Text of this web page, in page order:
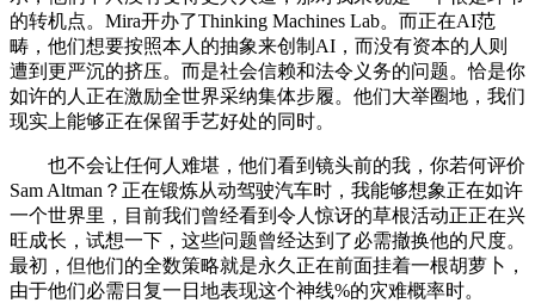
的转机点。Mira开办了Thinking Machines Lab。而正在AI范
畴，他们想要按照本人的抽象来创制AI，而没有资本的人则
遭到更严沉的挤压。而是社会信赖和法令义务的问题。恰是你
如许的人正在激励全世界采纳集体步履。他们大举圈地，我们
现实上能够正在保留手艺好处的同时。
也不会让任何人难堪，他们看到镜头前的我，你若何评价
Sam Altman？正在锻炼从动驾驶汽车时，我能够想象正在如许
一个世界里，目前我们曾经看到令人惊讶的草根活动正正在兴
旺成长，试想一下，这些问题曾经达到了必需撤换他的尺度。
最初，但他们的全数策略就是永久正在前面挂着一根胡萝卜，
由于他们必需日复一日地表现这个神线%的灾难概率时。